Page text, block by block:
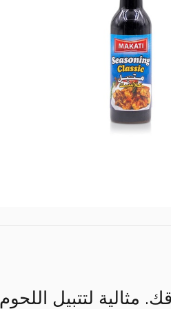
مثالية لتتبيل اللحوم